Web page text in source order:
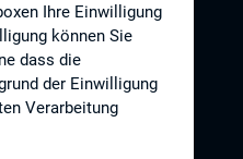
|
Ihre Einwilligung
können Sie
dass die
der Einwilligung
Verarbeitung